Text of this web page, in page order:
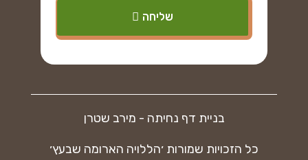
שליחה
בניית דף נחיתה - מירב שטרן
כל הזכויות שמורות ׳הללויה הארומה שבעץ׳